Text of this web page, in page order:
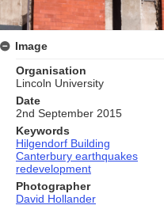
Image
Organisation
Lincoln University
Date
2nd September 2015
Keywords
Hilgendorf Building
Canterbury earthquakes
redevelopment
Photographer
David Hollander